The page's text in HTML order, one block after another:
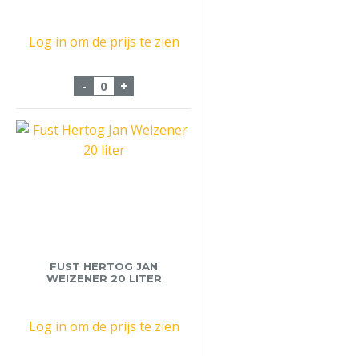
Log in om de prijs te zien
- Fust Goose iPA 20 Liter aantal
+
FUST HERTOG JAN
WEIZENER 20 LITER
Log in om de prijs te zien